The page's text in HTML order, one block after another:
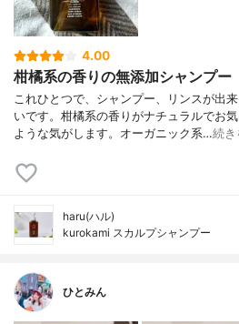
4.00
柑橘系の香りの無添加シャンプー
これひとつで、シャンプー、リンスが出
いです。柑橘系の香りがナチュラルでお
ような気がします。オーガニック系…続き
haru(ハル)
kurokami スカルプシャンプー
ひとみん